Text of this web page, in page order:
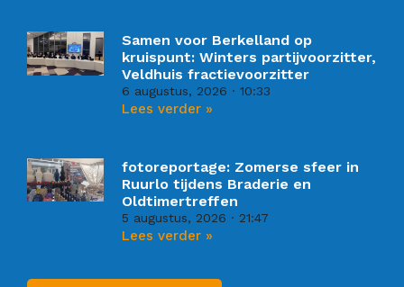
Samen voor Berkelland op
kruispunt: Winters partijvoorzitter,
Veldhuis fractievoorzitter
6 augustus, 2026 10:33
Lees verder »
fotoreportage: Zomerse sfeer in
Ruurlo tijdens Braderie en
Oldtimertreffen
5 augustus, 2026 21:47
Lees verder »